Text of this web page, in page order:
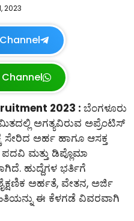
2023
2023 : ಬೆಂಗಳೂರು
ಅಗತ್ಯವಿರುವ ಅಪ್ರೆಂಟಿಸ್
ಸೇರಿದ ಅರ್ಹ ಹಾಗೂ ಆಸಕ್ತ
ಮತ್ತು ಡಿಪ್ಲೊಮಾ
ಹುದ್ದೆಗಳ ಭರ್ತಿಗೆ
ಅರ್ಹತೆ, ವೇತನ, ಅರ್ಜಿ
ಈ ಕೆಳಗಡೆ ವಿವರವಾಗಿ